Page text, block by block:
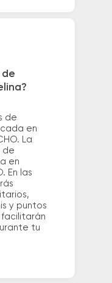
de
de
en
La
de
en
En las
y puntos
tu